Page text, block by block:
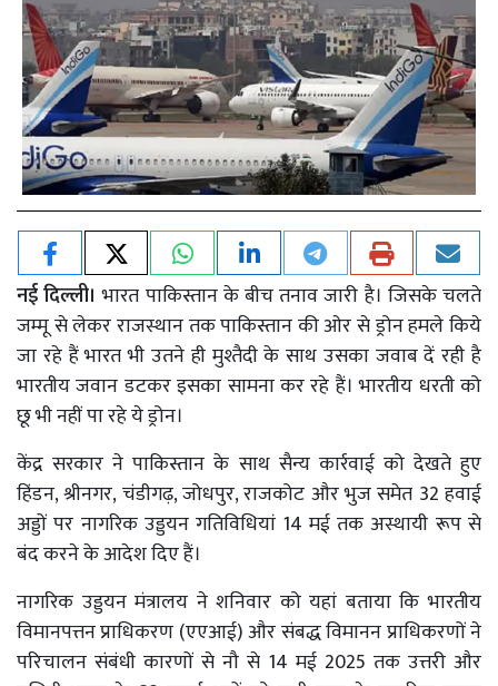
नई दिल्ली। भारत पाकिस्तान के बीच तनाव जारी है। जिसके चलते
जम्मू से लेकर राजस्थान तक पाकिस्तान की ओर से ड्रोन हमले किये
जा रहे हैं भारत भी उतने ही मुश्तैदी के साथ उसका जवाब दें रही है
भारतीय जवान डटकर इसका सामना कर रहे हैं। भारतीय धरती को
छू भी नहीं पा रहे ये ड्रोन।
केंद्र सरकार ने पाकिस्तान के साथ सैन्य कार्रवाई को देखते हुए
हिंडन, श्रीनगर, चंडीगढ़, जोधपुर, राजकोट और भुज समेत 32 हवाई
अड्डों पर नागरिक उड्डयन गतिविधियां 14 मई तक अस्थायी रूप से
बंद करने के आदेश दिए हैं।
नागरिक उड्डयन मंत्रालय ने शनिवार को यहां बताया कि भारतीय
विमानपत्तन प्राधिकरण (एएआई) और संबद्ध विमानन प्राधिकरणों ने
परिचालन संबंधी कारणों से नौ से 14 मई 2025 तक उत्तरी और